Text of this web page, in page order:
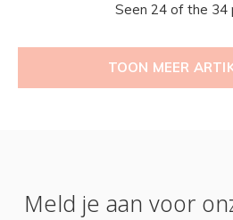
Seen 24 of the 34
TOON MEER
Meld je aan voor